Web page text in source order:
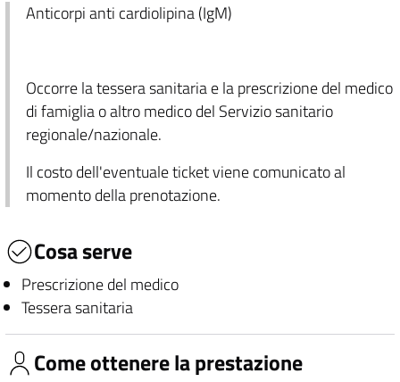
Anticorpi anti cardiolipina (IgM)
Occorre la tessera sanitaria e la prescrizione del medico
di famiglia o altro medico del Servizio sanitario
regionale/nazionale.
Il costo dell'eventuale ticket viene comunicato al
momento della prenotazione.
Cosa serve
Prescrizione del medico
Tessera sanitaria
Come ottenere la prestazione